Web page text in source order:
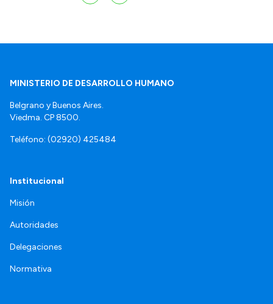
MINISTERIO DE DESARROLLO HUMANO
Belgrano y Buenos Aires.
Viedma. CP 8500.
Teléfono: (02920) 425484
Institucional
Misión
Autoridades
Delegaciones
Normativa